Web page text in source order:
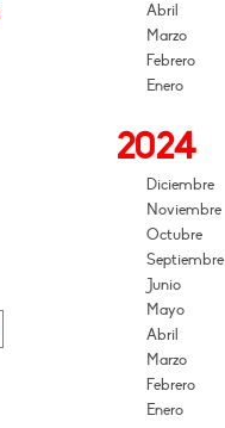
Abril
Marzo
Febrero
Enero
2024
Diciembre
Noviembre
Octubre
Septiembre
Junio
Mayo
Abril
Marzo
Febrero
Enero